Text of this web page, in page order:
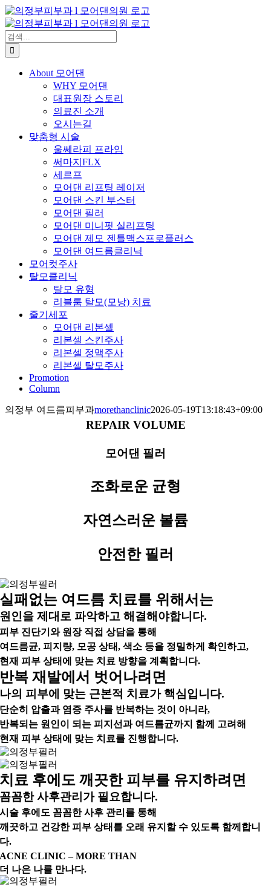
콘
텐
츠
로
건
검
색:
About 모어댄
WHY 모어댄
대표원장 스토리
의료진 소개
오시는길
맞춤형 시술
울쎄라피 프라임
써마지FLX
세르프
모어댄 리프팅 레이저
모어댄 스킨 부스터
모어댄 필러
모어댄 미니핏 실리프팅
모어댄 제모 젠틀맥스프로플러스
모어댄 여드름클리닉
모어컷주사
탈모클리닉
탈모 유형
리블룸 탈모(모낭) 치료
줄기세포
모어댄 리본셀
리본셀 스킨주사
리본셀 정맥주사
리본셀 탈모주사
Promotion
Column
의정부 여드름피부과morethanclinic2026-05-19T13:18:43+09:00
REPAIR VOLUME
모어댄 필러
조화로운 균형
자연스러운 볼륨
안전한 필러
실패없는 여드름 치료를 위해서는
원인을 제대로 파악하고 해결해야합니다.
피부 진단기와 원장 직접 상담을 통해
여드름균, 피지량, 모공 상태, 색소 등을 정밀하게 확인하고,
현재 피부 상태에 맞는 치료 방향을 계획합니다.
반복 재발에서 벗어나려면
나의 피부에 맞는 근본적 치료가 핵심입니다.
단순히 압출과 염증 주사를 반복하는 것이 아니라,
반복되는 원인이 되는 피지선과 여드름균까지 함께 고려해
현재 피부 상태에 맞는 치료를 진행합니다.
치료 후에도 깨끗한 피부를 유지하려면
꼼꼼한 사후관리가 필요합니다.
시술 후에도 꼼꼼한 사후 관리를 통해
깨끗하고 건강한 피부 상태를 오래 유지할 수 있도록 함께합니
다.
ACNE CLINIC – MORE THAN
더 나은 나를 만나다.